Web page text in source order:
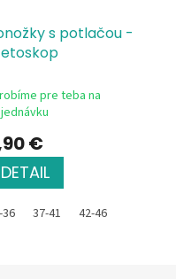
s potlačou -
pre teba na
€
DETAIL
37-41 42-46